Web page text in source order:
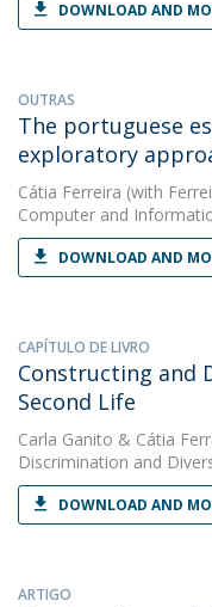
DOWNLOAD AND
OUTRAS
The portuguese
exploratory
Cátia Ferreira (with
Computer and
DOWNLOAD AND
CAPÍTULO DE LIVRO
Constructing and
Second Life
Carla Ganito & Cátia
Discrimination and
DOWNLOAD AND
ARTIGO